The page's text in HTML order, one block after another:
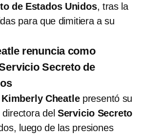
de Estados Unidos, tras la
para que dimitiera a su
renuncia como
Secreto de
Kimberly Cheatlepresentó su
del Servicio Secreto
luego de las presiones